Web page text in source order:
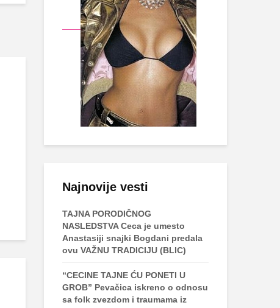
Najnovije vesti
TAJNA PORODIČNOG
NASLEDSTVA Ceca je umesto
Anastasiji snajki Bogdani predala
ovu VAŽNU TRADICIJU (BLIC)
“CECINE TAJNE ĆU PONETI U
GROB” Pevačica iskreno o odnosu
sa folk zvezdom i traumama iz